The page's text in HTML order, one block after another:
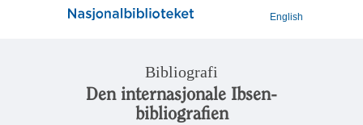
English
Bibliografi
Den internasjonale Ibsen-
bibliografien